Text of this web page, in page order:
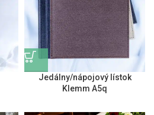
Jedálny/nápojový lístok
Klemm A5q